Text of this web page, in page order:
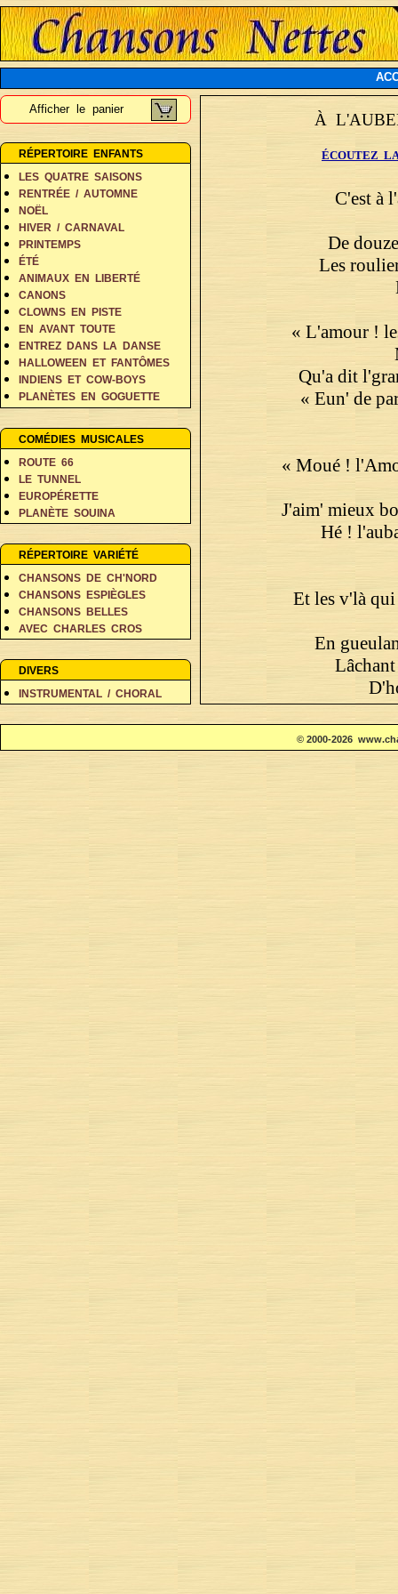
Afficher le panier
RÉPERTOIRE ENFANTS
LES QUATRE SAISONS
RENTRÉE / AUTOMNE
NOËL
HIVER / CARNAVAL
PRINTEMPS
ÉTÉ
ANIMAUX EN LIBERTÉ
CANONS
CLOWNS EN PISTE
EN AVANT TOUTE
ENTREZ DANS LA DANSE
HALLOWEEN ET FANTÔMES
INDIENS ET COW-BOYS
PLANÈTES EN GOGUETTE
RÊVES ET FANTAISIE
COMÉDIES MUSICALES
ROUTE 66
LE TUNNEL
EUROPÉRETTE
PLANÈTE SOUINA
RÉPERTOIRE VARIÉTÉ
CHANSONS DE CH'NORD
CHANSONS ESPIÈGLES
CHANSONS BELLES
AVEC CHARLES CROS
COIN DES POÈTES E-L
COIN DES POÈTES M-V
DIVERS
INSTRUMENTAL / CHORAL
À
ÉCOUTEZ
C'est à
De
Les
« L'amour !
Qu'a dit
« Eun' de
« Moué !
J'aim' mieux
Hé !
Et les v'là
En
Au mitan
© 2000-2026